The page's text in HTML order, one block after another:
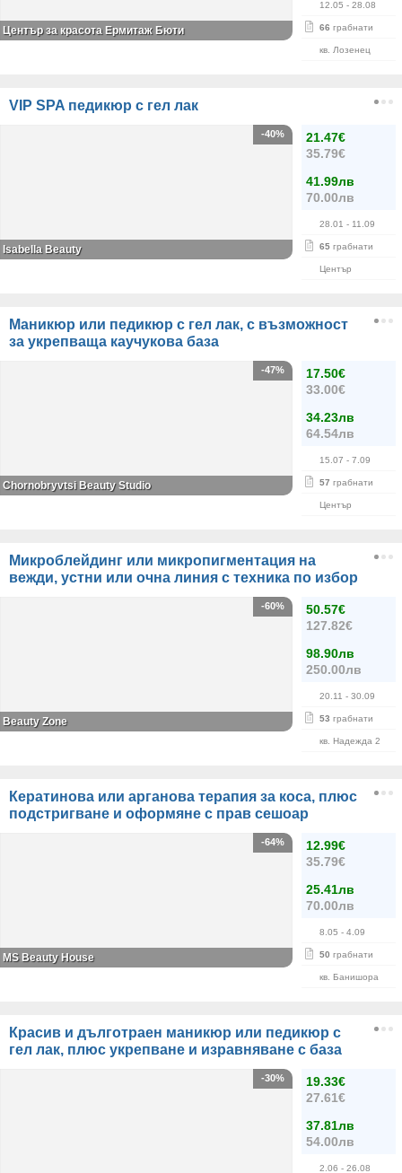
12.05 - 28.08
66 грабнати
кв. Лозенец
Център за красота Ермитаж Бюти
VIP SPA педикюр с гел лак
21.47€
35.79€
41.99лв
70.00лв
28.01 - 11.09
65 грабнати
Център
-40%
Isabella Beauty
Маникюр или педикюр с гел лак, с възможност
за укрепваща каучукова база
17.50€
33.00€
34.23лв
64.54лв
15.07 - 7.09
57 грабнати
Център
-47%
Chornobryvtsi Beauty Studio
Микроблейдинг или микропигментация на
вежди, устни или очна линия с техника по избор
50.57€
127.82€
98.90лв
250.00лв
20.11 - 30.09
53 грабнати
кв. Надежда 2
-60%
Beauty Zone
Кератинова или арганова терапия за коса, плюс
подстригване и оформяне с прав сешоар
12.99€
35.79€
25.41лв
70.00лв
8.05 - 4.09
50 грабнати
кв. Банишора
-64%
МS Beauty House
Красив и дълготраен маникюр или педикюр с
гел лак, плюс укрепване и изравняване с база
19.33€
27.61€
37.81лв
54.00лв
2.06 - 26.08
-30%